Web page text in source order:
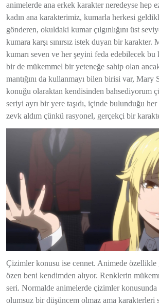
animelerde ana erkek karakter neredeyse hep
kadın ana karakterimiz, kumarla herkesi
gönderen, okuldaki kumar çılgınlığını üst
kumara karşı sınırsız istek duyan bir karakter.
kumarı seven ve her şeyini feda edebilecek bu
bir de mükemmel bir yeteneğe sahip olan
mantığını da kullanmayı bilen birisi var, Mary
konuğu olaraktan kendisinden bahsediyorum
seriyi ayrı bir yere taşıdı, içinde bulunduğu
zevk aldım çünkü rasyonel, gerçekçi bir
Çizimler konusu ise cennet. Animede özellikle
özen beni kendimden alıyor. Renklerin
seri. Normalde animelerde çizimler
olumsuz bir düşüncem olmaz ama karakterleri